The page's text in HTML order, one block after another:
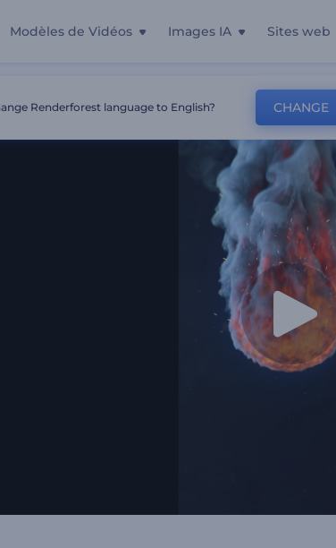
Modèles de Vidéos Images IA Sites web
Renderforest language to English? CHANGE